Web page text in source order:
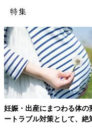
特集
妊娠・出産にまつわる体
ートラブル対策として、